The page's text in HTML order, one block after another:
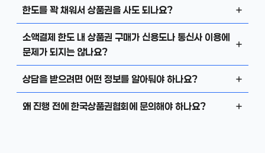
한도를 꽉 채워서 상품권을 사도 되나요?
소액결제 한도 내 상품권 구매가 신용도나 통신사 이용에
문제가 되지는 않나요?
상담을 받으려면 어떤 정보를 알아둬야 하나요?
왜 진행 전에 한국상품권협회에 문의해야 하나요?